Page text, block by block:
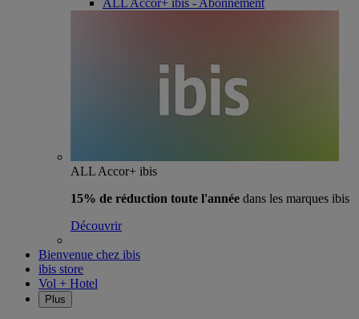
ALL Accor+ ibis - Abonnement
ALL Accor+ ibis
15% de réduction toute l'année dans les marques ibis
Découvrir
Bienvenue chez ibis
ibis store
Vol + Hotel
Plus